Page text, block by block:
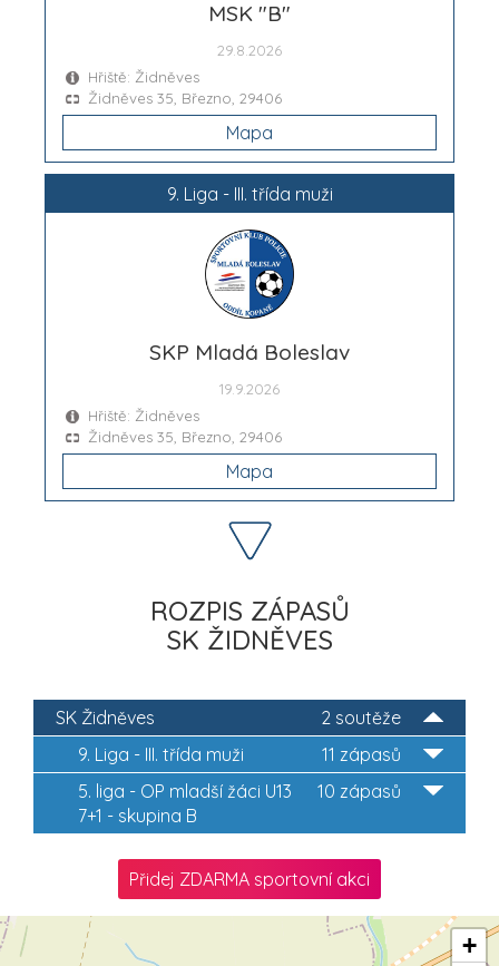
MSK "B"
29.8.2026
Hřiště: Židněves
Židněves 35, Březno, 29406
Mapa
9. Liga - III. třída muži
SKP Mladá Boleslav
19.9.2026
Hřiště: Židněves
Židněves 35, Březno, 29406
Mapa
ROZPIS ZÁPASŮ
SK ŽIDNĚVES
2 soutěže
SK Židněves
11 zápasů
9. Liga - III. třída muži
10 zápasů
5. liga - OP mladší žáci U13
7+1 - skupina B
Přidej ZDARMA sportovní akci
+